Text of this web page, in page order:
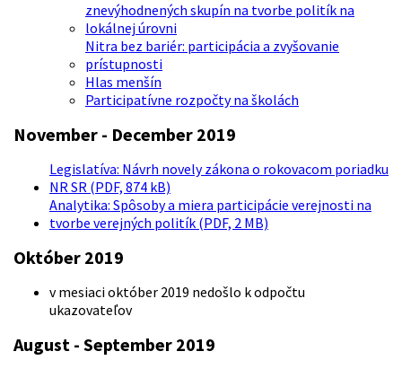
znevýhodnených skupín na tvorbe politík na
lokálnej úrovni
Nitra bez bariér: participácia a zvyšovanie
prístupnosti
Hlas menšín
Participatívne rozpočty na školách
November - December 2019
Legislatíva: Návrh novely zákona o rokovacom poriadku
NR SR (PDF, 874 kB)
Analytika: Spôsoby a miera participácie verejnosti na
tvorbe verejných politík (PDF, 2 MB)
Október 2019
v mesiaci október 2019 nedošlo k odpočtu
ukazovateľov
August - September 2019